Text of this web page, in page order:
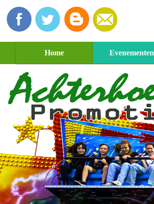
Home Evenementen